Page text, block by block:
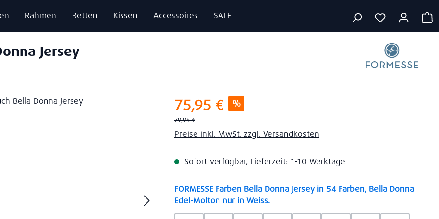
Rahmen Betten Kissen Accessoires SALE
Jersey
Verkaufspreis:
75,95 € %
Regulärer Preis:
79,95 €
Preise inkl. MwSt. zzgl. Versandkosten
Sofort verfügbar, Lieferzeit: 1-10 Werktage
FORMESSE Farben Bella Donna Jersey in 54 Farben, Bella Donna
Edel-Molton nur in Weiss.auswählen